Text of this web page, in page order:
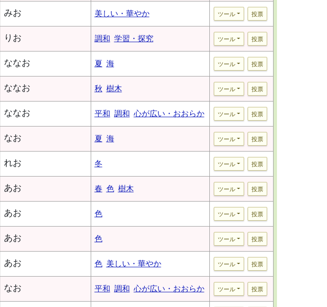
みお 美しい・華やか ツール 投票
りお 調和 学習・探究 ツール 投票
ななお 夏 海 ツール 投票
ななお 秋 樹木 ツール 投票
ななお 平和 調和 心が広い・おおらか ツール 投票
なお 夏 海 ツール 投票
れお 冬 ツール 投票
あお 春 色 樹木 ツール 投票
あお 色 ツール 投票
あお 色 ツール 投票
あお 色 美しい・華やか ツール 投票
なお 平和 調和 心が広い・おおらか ツール 投票